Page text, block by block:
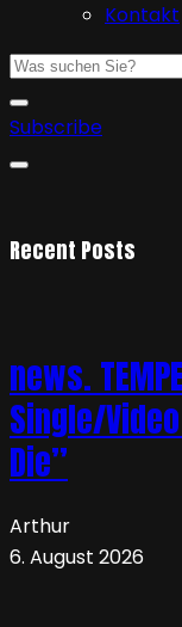
Kontakt
Subscribe
Recent Posts
news.
Single/
Die”
Arthur
6. August 2026